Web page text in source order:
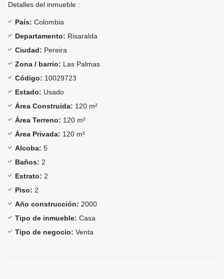
Detalles del inmueble :
País: Colombia
Departamento: Risaralda
Ciudad: Pereira
Zona / barrio: Las Palmas
Código: 10029723
Estado: Usado
Área Construida: 120 m²
Área Terreno: 120 m²
Área Privada: 120 m²
Alcoba: 5
Baños: 2
Estrato: 2
Piso: 2
Año construcción: 2000
Tipo de inmueble: Casa
Tipo de negocio: Venta